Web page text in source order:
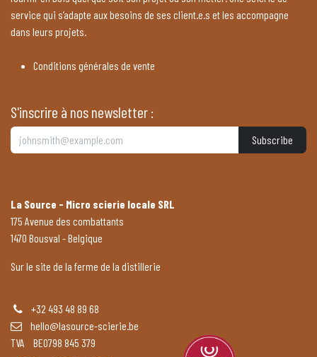
service qui s’adapte aux besoins de ses client.e.s et les accompagne
dans leurs projets.
Conditions générales de vente
S'inscrire à nos newsletter :
Subscribe
La Source - Micro scierie locale SRL
175 Avenue des combattants
1470 Bousval - Belgique
Sur le site de la ferme de la distillerie
+32 493 48 89 68
hello@lasource-scierie.be
TVA BE0798 845 379